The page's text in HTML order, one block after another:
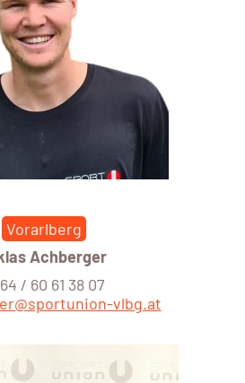
Vorarlberg
Achberger
/ 60 61 38 07
vlbg.at